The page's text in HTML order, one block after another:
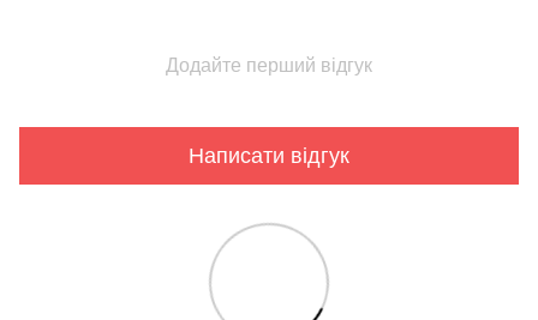
Додайте перший відгук
Написати відгук